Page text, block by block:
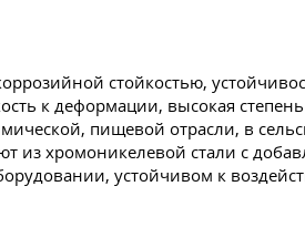
стойкостью,
к деформации, высокая
пищевой отрасли, в
из хромоникелевой стали с
устойчивом к